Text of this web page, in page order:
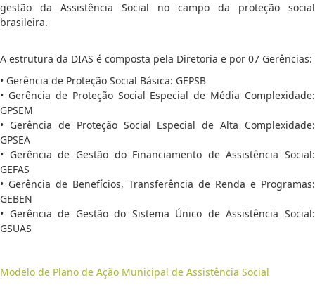
gestão da Assistência Social no campo da proteção social
brasileira.
A estrutura da DIAS é composta pela Diretoria e por 07 Gerências:
• Gerência de Proteção Social Básica: GEPSB
• Gerência de Proteção Social Especial de Média Complexidade:
GPSEM
• Gerência de Proteção Social Especial de Alta Complexidade:
GPSEA
• Gerência de Gestão do Financiamento de Assistência Social:
GEFAS
• Gerência de Benefícios, Transferência de Renda e Programas:
GEBEN
• Gerência de Gestão do Sistema Único de Assistência Social:
GSUAS
Modelo de Plano de Ação Municipal de Assistência Social